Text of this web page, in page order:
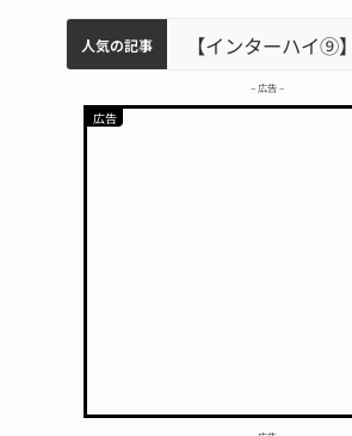
人気の記事
軽乗用車が田んぼに転落 運転の70歳女性死亡 伊賀市で
中学校の陶壁モニュメント 地元建設会社がボランティアで清掃 伊賀名張市立病院のDMAT、熊本地震の被災地へ 能登以来3回目の派遣
– 広告 –